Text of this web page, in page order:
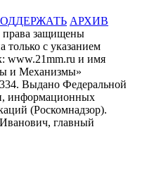
АРХИВ
защищены
только с указанием
www.21mm.ru и имя
и Механизмы»
Выдано Федеральной
информационных
(Роскомнадзор).
главный